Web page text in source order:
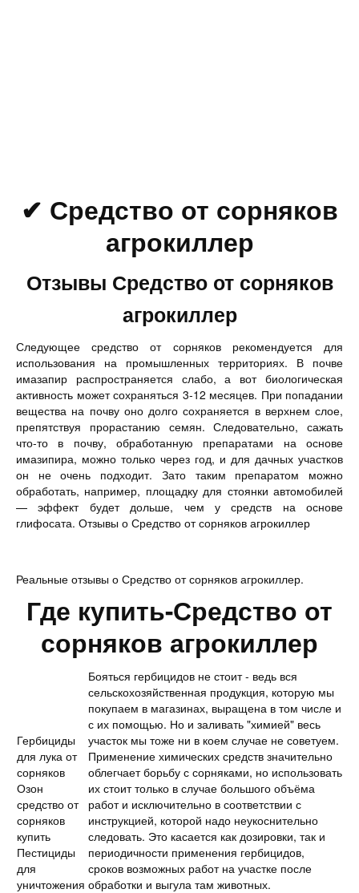
✔ Средство от сорняков
агрокиллер
Отзывы Средство от сорняков
агрокиллер
Следующее средство от сорняков рекомендуется для
использования на промышленных территориях. В почве
имазапир распространяется слабо, а вот биологическая
активность может сохраняться 3-12 месяцев. При попадании
вещества на почву оно долго сохраняется в верхнем слое,
препятствуя прорастанию семян. Следовательно, сажать
что-то в почву, обработанную препаратами на основе
имазипира, можно только через год, и для дачных участков
он не очень подходит. Зато таким препаратом можно
обработать, например, площадку для стоянки автомобилей
— эффект будет дольше, чем у средств на основе
глифосата. Отзывы о Средство от сорняков агрокиллер
Реальные отзывы о Средство от сорняков агрокиллер.
Где купить-Средство от
сорняков агрокиллер
Гербициды
для лука от
сорняков
Озон
средство от
сорняков
купить
Пестициды
для
уничтожения
Бояться гербицидов не стоит - ведь вся
сельскохозяйственная продукция, которую мы
покупаем в магазинах, выращена в том числе и
с их помощью. Но и заливать "химией" весь
участок мы тоже ни в коем случае не советуем.
Применение химических средств значительно
облегчает борьбу с сорняками, но использовать
их стоит только в случае большого объёма
работ и исключительно в соответствии с
инструкцией, которой надо неукоснительно
следовать. Это касается как дозировки, так и
периодичности применения гербицидов,
сроков возможных работ на участке после
обработки и выгула там животных.